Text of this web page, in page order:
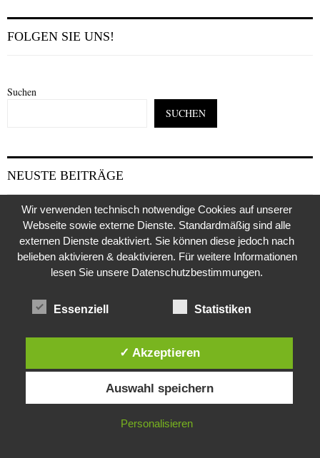
FOLGEN SIE UNS!
Suchen
SUCHEN
NEUSTE BEITRÄGE
Vergewaltigte Mädchen in Ceuta
Eskalation: Trump’s Ölfirma landet auf Grönland ohne Genehmigung
Oldtimer für 400 Euro- wie Scammer nicht existente Fahrzeuge
Internationale Aktion gegen riesiges Schleppernetzwerk
Der Fall Rosemarie Nitribitt
Diese Website verwendet Cookies. Durch die weitere Nutzung dieser
Website stimmst du der Verwendung von Cookies zu.
IN ORDNUNG
Wir verwenden technisch notwendige Cookies auf unserer
Webseite sowie externe Dienste. Standardmäßig sind alle
externen Dienste deaktiviert. Sie können diese jedoch nach
belieben aktivieren & deaktivieren. Für weitere Informationen
lesen Sie unsere Datenschutzbestimmungen.
Essenziell Statistiken
✓ Akzeptieren
Auswahl speichern
Personalisieren